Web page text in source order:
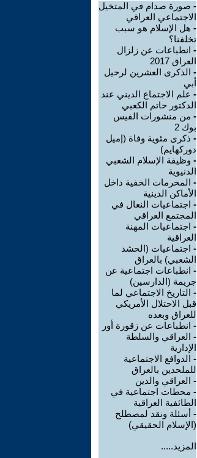
- صورة صدام في المتخيل
الاجتماعي العراقي
- هل الإسلام هو سبب
تخلفنا؟
- انطباعات عن زلزال
العراق 2017
- الذكرى العشرين لرحيل
أبي
- علم الاجتماع الديني عند
الدكتور حاتم الكعبي
- من منشورات الفيس
بوك 2
- ذكرى مئوية وفاة (إميل
دوركهايم)
- وظيفة الإسلام الشعبي
الدنيوية
- المحرمات الخفية داخل
الأماكن الدينية
- اجتماعيات النعال في
المجتمع العراقي
- اجتماعيات المهنة
العراقية
- اجتماعيات (الحشد
الشعبي) بالعراق
- انطباعات اجتماعية عن
جريمة (الدارسين)
- التاريخ الاجتماعي لما
قبل الاحتلال الأمريكي
للعراق وبعده
- انطباعات عن زقورة أور
- العراقي والسلطة
الإدارية
- الدوافع الاجتماعية
للملحدين بالعراق
- العراقي والدين
- محطات اجتماعية في
الطائفية العراقية
- أسئلة ونقد لمصطلح
(الإسلام الحقيقي)
المزيد.....